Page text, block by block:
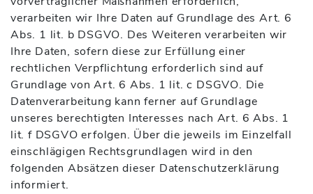
verarbeiten wir Ihre Daten auf Grundlage des Art. 6
Abs. 1 lit. b DSGVO. Des Weiteren verarbeiten wir
Ihre Daten, sofern diese zur Erfüllung einer
rechtlichen Verpflichtung erforderlich sind auf
Grundlage von Art. 6 Abs. 1 lit. c DSGVO. Die
Datenverarbeitung kann ferner auf Grundlage
unseres berechtigten Interesses nach Art. 6 Abs. 1
lit. f DSGVO erfolgen. Über die jeweils im Einzelfall
einschlägigen Rechtsgrundlagen wird in den
folgenden Absätzen dieser Datenschutzerklärung
informiert.